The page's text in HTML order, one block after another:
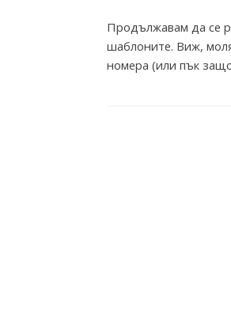
Продължавам да се
шаблоните. Виж,
номера (или пък